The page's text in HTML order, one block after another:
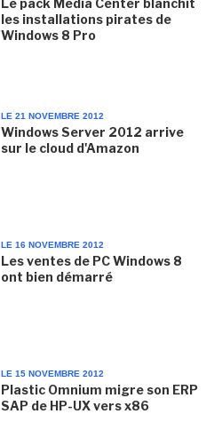
les installations pirates de
Windows 8 Pro
LE 21 NOVEMBRE 2012
Windows Server 2012 arrive
sur le cloud d'Amazon
LE 16 NOVEMBRE 2012
Les ventes de PC Windows 8
ont bien démarré
LE 15 NOVEMBRE 2012
Plastic Omnium migre son ERP
SAP de HP-UX vers x86